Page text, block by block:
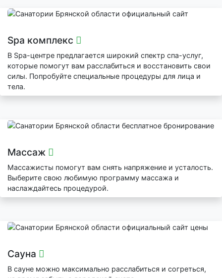
Spa комплекс
В Spa-центре предлагается широкий спектр спа-услуг,
которые помогут вам расслабиться и восстановить свои
силы. Попробуйте специальные процедуры для лица и
тела.
Массаж
Массажисты помогут вам снять напряжение и усталость.
Выберите свою любимую программу массажа и
наслаждайтесь процедурой.
Сауна
В сауне можно максимально расслабиться и согреться,